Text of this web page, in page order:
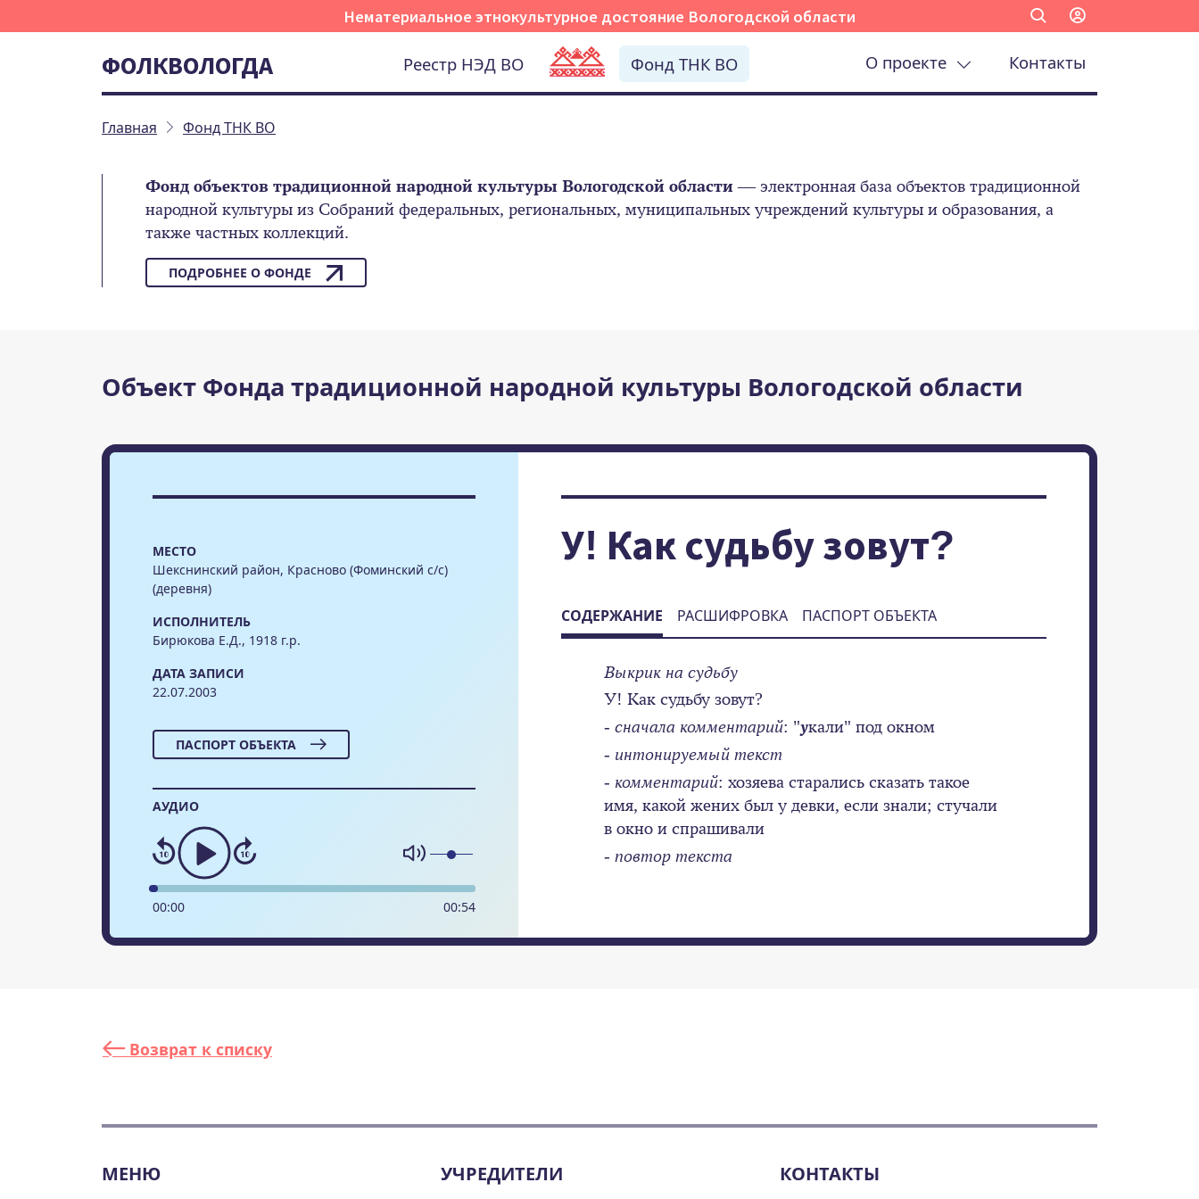
Нематериальное этнокультурное достояние Вологодской области
ФОЛКВОЛОГДА Реестр НЭД ВО Фонд ТНК ВО О проекте Контакты
Главная Фонд ТНК ВО
Фонд объектов традиционной народной культуры Вологодской области— электронная база объектов традиционной
народной культуры из Собраний федеральных, региональных, муниципальных учреждений культуры и образования, а
также частных коллекций.
ПОДРОБНЕЕ О ФОНДЕ
Объект Фонда традиционной народной культуры Вологодской области
МЕСТО
Шекснинский район, Красново (Фоминский с/с)
(деревня)
ИСПОЛНИТЕЛЬ
Бирюкова Е.Д., 1918 г.р.
ДАТА ЗАПИСИ
22.07.2003
ПАСПОРТ ОБЪЕКТА
АУДИО
00:00 00:54
У! Как судьбу зовут?
СОДЕРЖАНИЕ РАСШИФРОВКА ПАСПОРТ ОБЪЕКТА
Выкрик на судьбу
У! Как судьбу зовут?
- сначала комментарий: "укали" под окном
- интонируемый текст
- комментарий: хозяева старались сказать такое
имя, какой жених был у девки, если знали; стучали
в окно и спрашивали
- повтор текста
Возврат к списку
МЕНЮ УЧРЕДИТЕЛИ КОНТАКТЫ